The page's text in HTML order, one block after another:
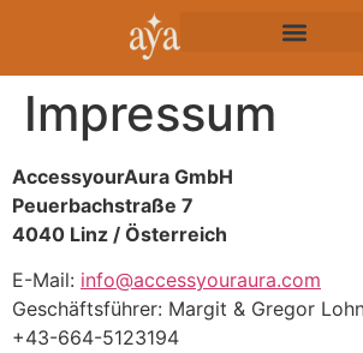
Impressum
AccessyourAura GmbH
Peuerbachstraße 7
4040 Linz / Österreich
E-Mail: info@accessyouraura.com
Geschäftsführer: Margit & Gregor
+43-664-5123194